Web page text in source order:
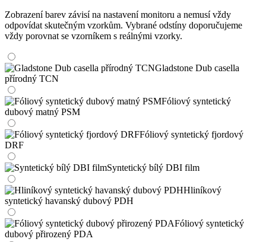
Zobrazení barev závisí na nastavení monitoru a nemusí vždy
odpovídat skutečným vzorkům. Vybrané odstíny doporučujeme
vždy porovnat se vzorníkem s reálnými vzorky.
Gladstone Dub casella
přírodný TCN
Fóliový syntetický
dubový matný PSM
Fóliový syntetický fjordový
DRF
Syntetický bílý DBI film
Hliníkový
syntetický havanský dubový PDH
Fóliový syntetický
dubový přirozený PDA